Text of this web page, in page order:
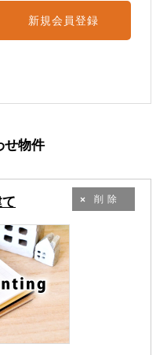
新規会員登録
せ物件
削除